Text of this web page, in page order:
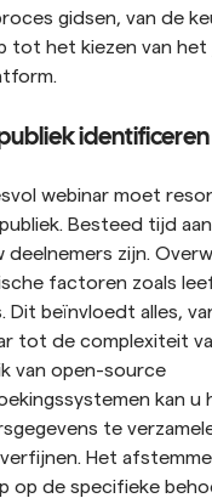
gidsen, van de
tot het kiezen van het
identificeren
webinar moet
Besteed tijd
deelnemers zijn.
factoren zoals
Dit beïnvloedt alles,
tot de complexiteit
van open-source
kan u
te
Het
op de specifieke